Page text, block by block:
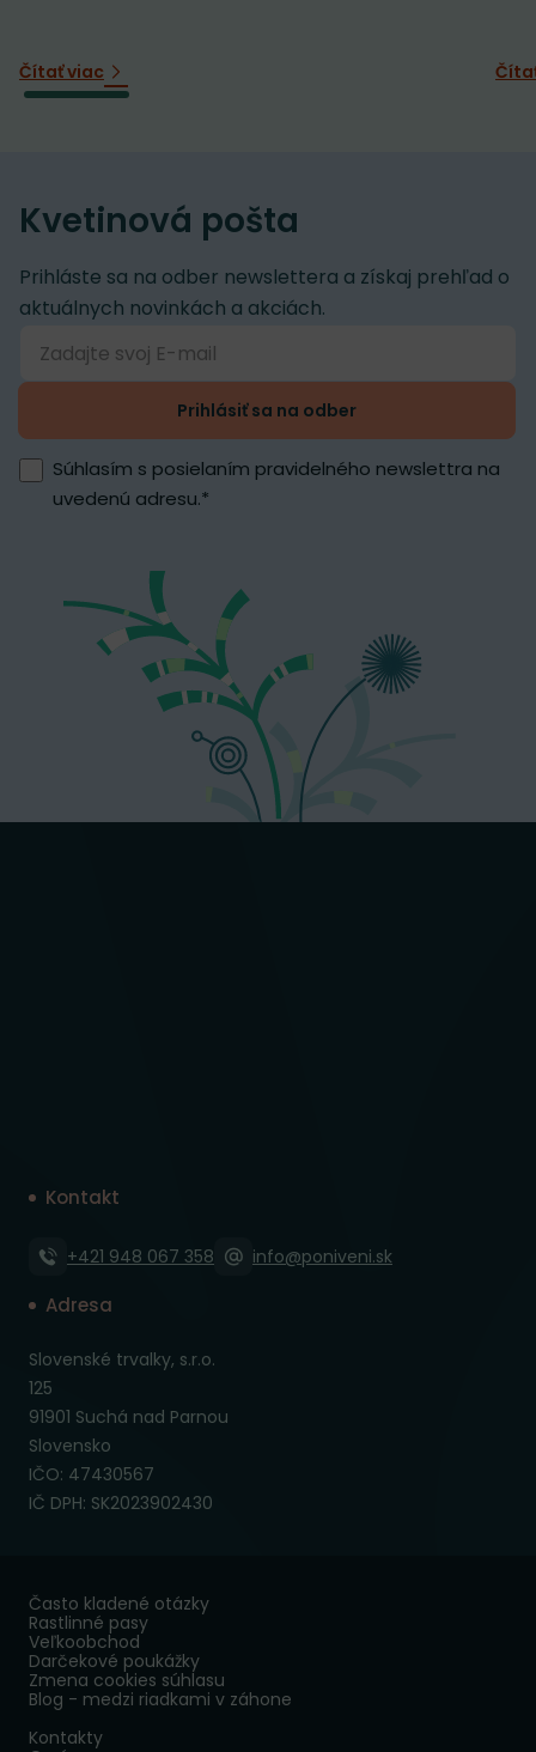
Čítať viac
Kvetinová pošta
Prihláste sa na odber newslettera a získaj prehľad o
aktuálnych novinkách a akciách.
Prihlásiť sa na odber
Súhlasím s posielaním pravidelného newslettra na
uvedenú adresu.*
Kontakt
+421 948 067 358 info@poniveni.sk
Adresa
Slovenské trvalky, s.r.o.
125
91901 Suchá nad Parnou
Slovensko
IČO: 47430567
IČ DPH: SK2023902430
Často kladené otázky
Rastlinné pasy
Veľkoobchod
Darčekové poukážky
Zmena cookies súhlasu
Blog - medzi riadkami v záhone
Kontakty